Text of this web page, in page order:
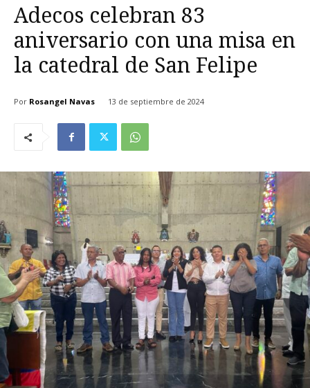
Adecos celebran 83
aniversario con una misa en
la catedral de San Felipe
Por Rosangel Navas 13 de septiembre de 2024